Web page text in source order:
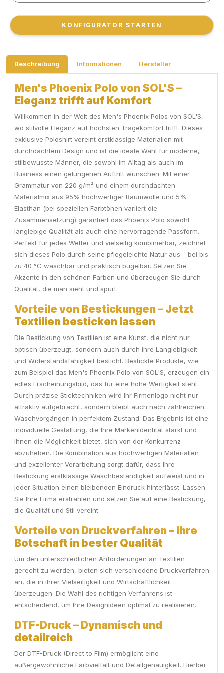
KONFIGURATOR STARTEN
KONFIGURATOR STARTEN
Beschreibung Informationen Hersteller
Men's Phoenix Polo von SOL'S –
Eleganz trifft auf Komfort
Willkommen in der Welt des Men's Phoenix Polos von SOL'S,
wo stilvolle Eleganz auf höchsten Tragekomfort trifft. Dieses
exklusive Poloshirt vereint erstklassige Materialien mit
durchdachtem Design und ist die ideale Wahl für moderne,
stilbewusste Männer, die sowohl im Alltag als auch im
Business einen gelungenen Auftritt wünschen. Mit einer
Grammatur von 220 g/m² und einem durchdachten
Materialmix aus 95% hochwertiger Baumwolle und 5%
Elasthan (bei speziellen Farbtönen variiert die
Zusammensetzung) garantiert das Phoenix Polo sowohl
langlebige Qualität als auch eine hervorragende Passform.
Perfekt für jedes Wetter und vielseitig kombinierbar, zeichnet
sich dieses Polo durch seine pflegeleichte Natur aus – bei bis
zu 40 °C waschbar und praktisch bügelbar. Setzen Sie
Akzente in den schönen Farben und überzeugen Sie durch
Qualität, die man sieht und spürt.
Vorteile von Bestickungen – Jetzt
Textilien besticken lassen
Die Bestickung von Textilien ist eine Kunst, die nicht nur
optisch überzeugt, sondern auch durch ihre Langlebigkeit
und Widerstandsfähigkeit besticht. Bestickte Produkte, wie
zum Beispiel das Men's Phoenix Polo von SOL'S, erzeugen ein
edles Erscheinungsbild, das für eine hohe Wertigkeit steht.
Durch präzise Sticktechniken wird Ihr Firmenlogo nicht nur
attraktiv aufgebracht, sondern bleibt auch nach zahlreichen
Waschvorgängen in perfektem Zustand. Das Ergebnis ist eine
individuelle Gestaltung, die Ihre Markenidentität stärkt und
Ihnen die Möglichkeit bietet, sich von der Konkurrenz
abzuheben. Die Kombination aus hochwertigen Materialien
und exzellenter Verarbeitung sorgt dafür, dass Ihre
Bestickung erstklassige Waschbeständigkeit aufweist und in
jeder Situation einen bleibenden Eindruck hinterlässt. Lassen
Sie Ihre Firma erstrahlen und setzen Sie auf eine Bestickung,
die Qualität und Stil vereint.
Vorteile von Druckverfahren – Ihre
Botschaft in bester Qualität
Um den unterschiedlichen Anforderungen an Textilien
gerecht zu werden, bieten sich verschiedene Druckverfahren
an, die in ihrer Vielseitigkeit und Wirtschaftlichkeit
überzeugen. Die Wahl des richtigen Verfahrens ist
entscheidend, um Ihre Designideen optimal zu realisieren.
DTF-Druck – Dynamisch und
detailreich
Der DTF-Druck (Direct to Film) ermöglicht eine
außergewöhnliche Farbvielfalt und Detailgenauigkeit. Hierbei